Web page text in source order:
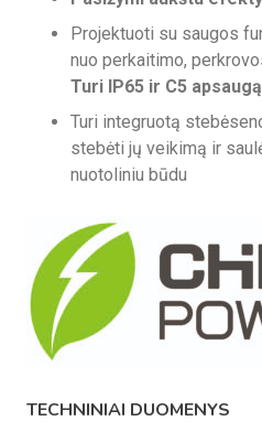
Projektuoti su saugos
nuo perkaitimo,
Turi IP65 ir C5 apsaugą
Turi integruotą
stebėti jų veikimą ir
nuotoliniu būdu
TECHNINIAI DUOMENYS